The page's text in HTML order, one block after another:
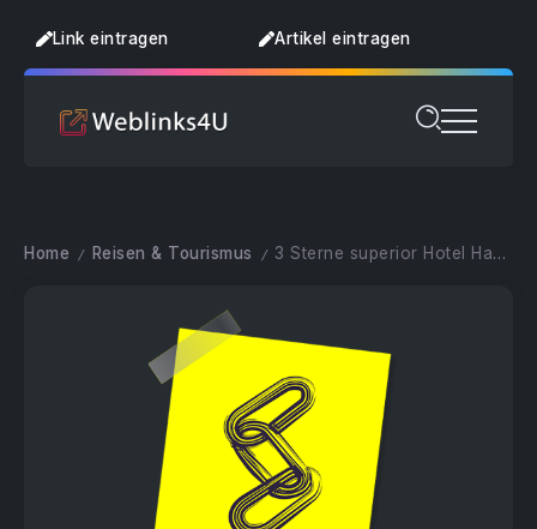
Link eintragen Artikel eintragen
Home / Reisen & Tourismus / 3 Sterne superior Hotel Haus Schönblick